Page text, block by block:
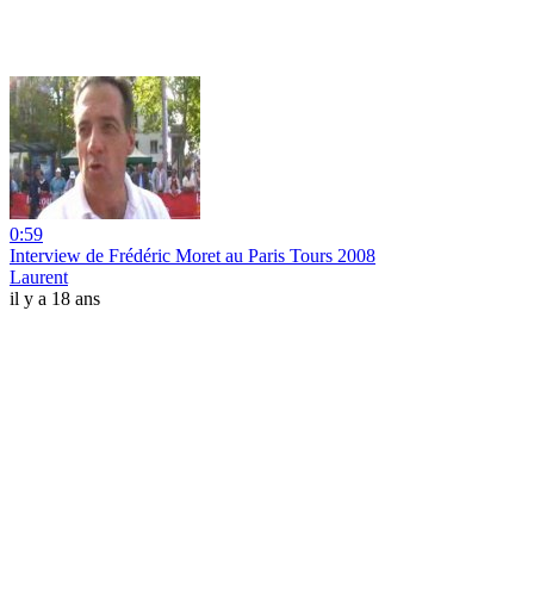
0:59
Interview de Frédéric Moret au Paris Tours 2008
Laurent
il y a 18 ans